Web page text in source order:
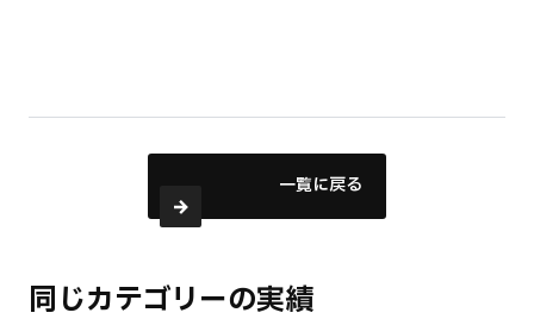
一覧に戻る
同じカテゴリーの実績